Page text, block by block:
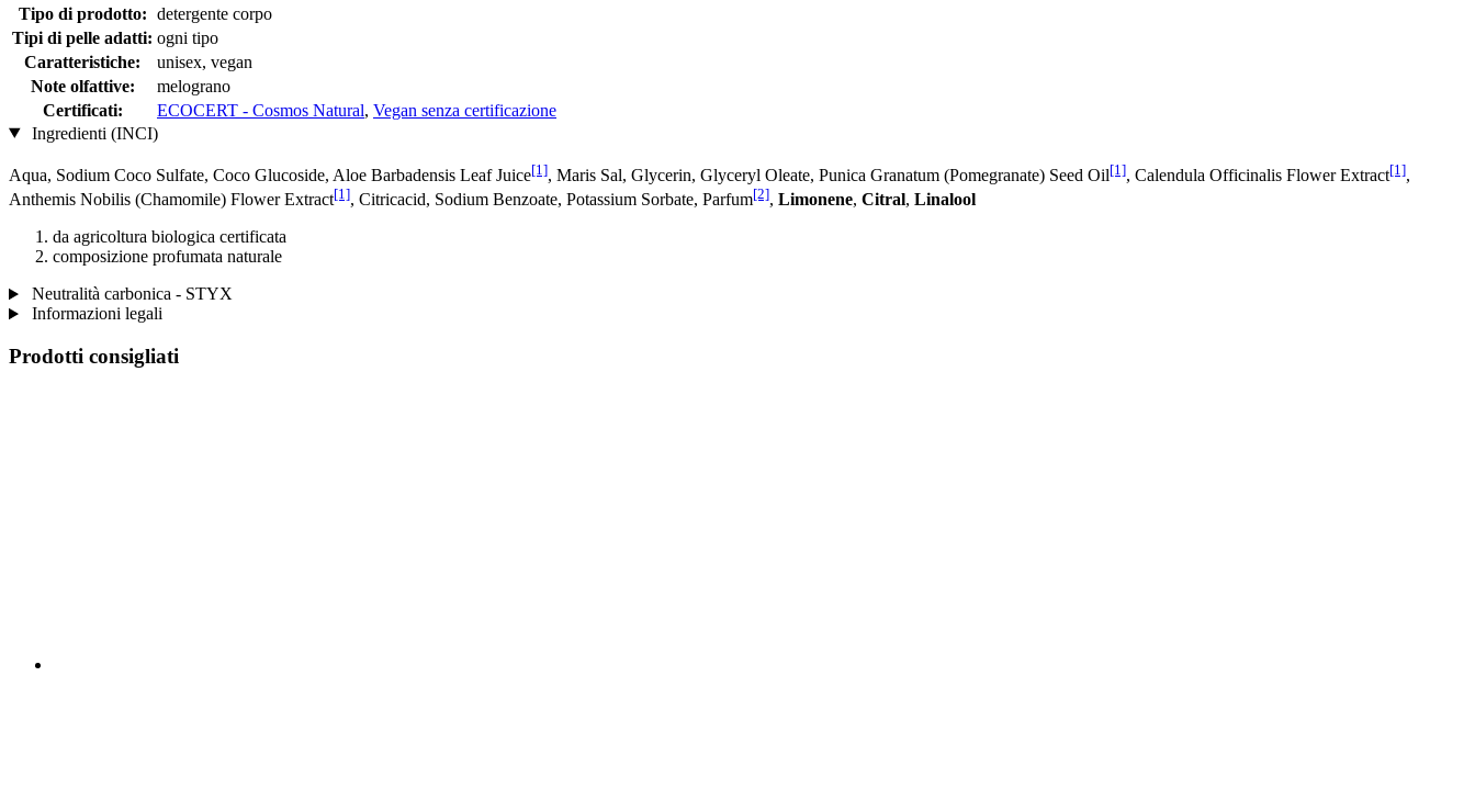
Tipo di prodotto: detergente corpo
Tipi di pelle adatti: ogni tipo
Caratteristiche:
unisex, vegan
Note olfattive:
melograno
Certificati:
ECOCERT - Cosmos Natural, Vegan senza certificazione
Ingredienti (INCI)
Aqua, Sodium Coco­ Sulfate, Coco Glucoside, Aloe Barbadensis Leaf Juice[1], Maris Sal, Glycerin, Glyceryl Oleate, Punica Granatum (Pomegranate) Seed Oil[1], Calendula Officinalis Flower Extract[1],
Anthemis Nobilis (Chamomile) Flower Extract[1], Citricacid, Sodium Benzoate, Potassium Sorbate, Parfum[2], Limonene, Citral, Linalool
da agricoltura biologica certificata
composizione profumata naturale
Neutralità carbonica - STYX
Informazioni legali
Prodotti consigliati